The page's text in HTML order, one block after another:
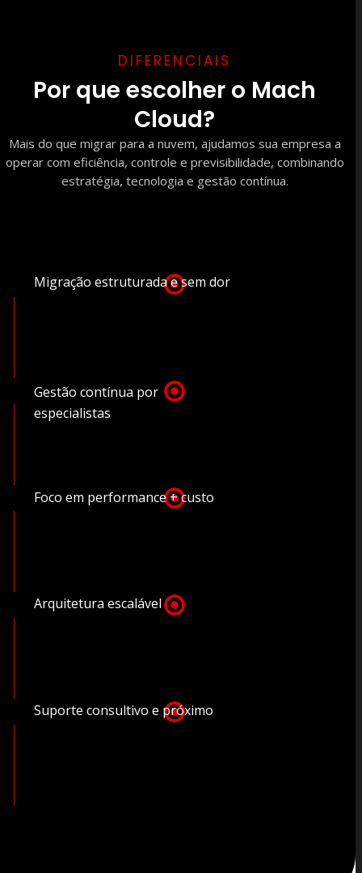
DIFERENCIAIS
Por que escolher o Mach
Cloud?
Mais do que migrar para a nuvem, ajudamos sua empresa a
operar com eficiência, controle e previsibilidade, combinando
estratégia, tecnologia e gestão contínua.
Migração estruturada e sem dor
Gestão contínua por
especialistas
Foco em performance + custo
Arquitetura escalável
Suporte consultivo e próximo